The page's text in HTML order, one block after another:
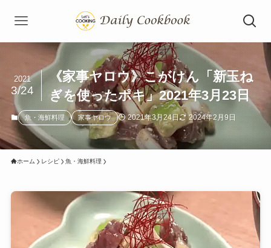
《家事ヤロウ》こがけん「新玉ね
ぎを使ったポキ」2021年3月23日
2021
3/24
魚・海鮮料理 家事ヤロウ 2021年3月24日 2024年2月9日
ホーム レシピ 魚・海鮮料理